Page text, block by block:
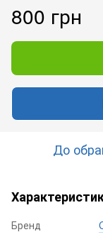
800 грн
До
Бренд